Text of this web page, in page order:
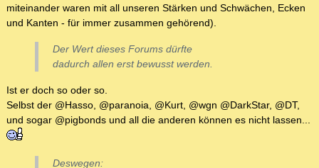
miteinander waren mit all unseren Stärken und Schwächen, Ecken
und Kanten - für immer zusammen gehörend).
Der Wert dieses Forums dürfte
dadurch allen erst bewusst werden.
Ist er doch so oder so.
Selbst der @Hasso, @paranoia, @Kurt, @wgn @DarkStar, @DT,
und sogar @pigbonds und all die anderen können es nicht lassen...
Deswegen: